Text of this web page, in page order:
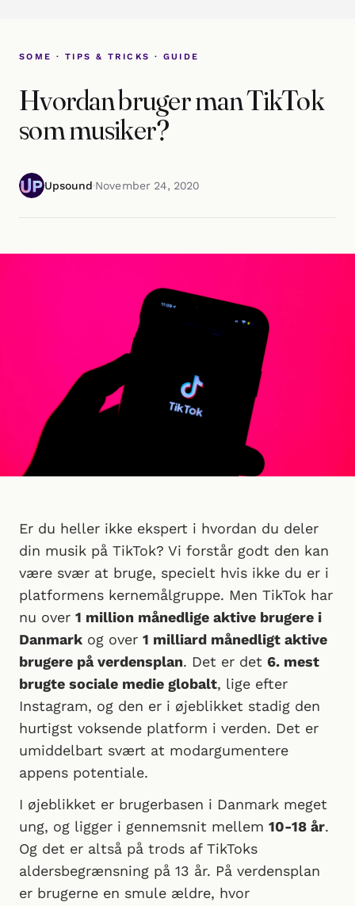
SOME · TIPS & TRICKS · GUIDE
Hvordan bruger man TikTok
som musiker?
Upsound·November 24, 2020
Er du heller ikke ekspert i hvordan du deler
din musik på TikTok? Vi forstår godt den kan
være svær at bruge, specielt hvis ikke du er i
platformens kernemålgruppe. Men TikTok har
nu over 1 million månedlige aktive brugere i
Danmark og over 1 milliard månedligt aktive
brugere på verdensplan. Det er det 6. mest
brugte sociale medie globalt, lige efter
Instagram, og den er i øjeblikket stadig den
hurtigst voksende platform i verden. Det er
umiddelbart svært at modargumentere
appens potentiale.
I øjeblikket er brugerbasen i Danmark meget
ung, og ligger i gennemsnit mellem 10-18 år.
Og det er altså på trods af TikToks
aldersbegrænsning på 13 år. På verdensplan
er brugerne en smule ældre, hvor